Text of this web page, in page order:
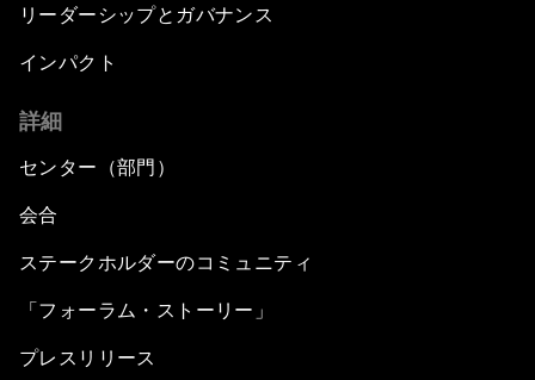
リーダーシップとガバナンス
インパクト
詳細
センター（部門）
会合
ステークホルダーのコミュニティ
「フォーラム・ストーリー」
プレスリリース